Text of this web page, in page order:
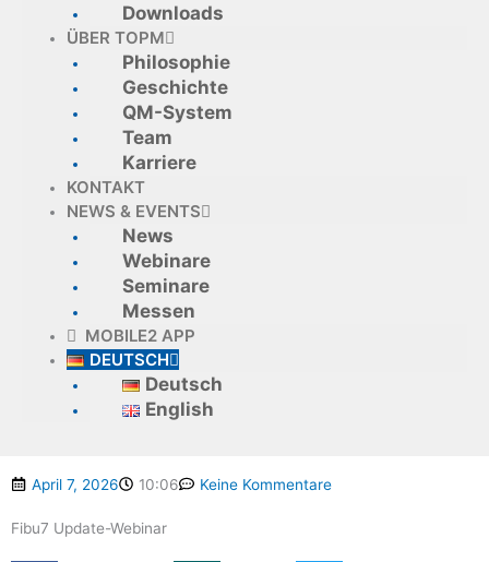
Downloads
ÜBER TOPM
Philosophie
Geschichte
QM-System
Team
Karriere
KONTAKT
NEWS & EVENTS
News
Webinare
Seminare
Messen
MOBILE2 APP
DEUTSCH
Deutsch
English
April 7, 2026 10:06 Keine Kommentare
Fibu7 Update-Webinar